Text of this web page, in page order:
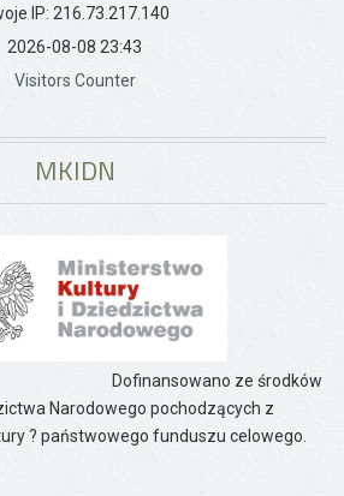
IP: 216.73.217.140
2026-08-08 23:43
Visitors Counter
MKIDN
ze środków
Narodowego pochodzących z
? państwowego funduszu celowego.